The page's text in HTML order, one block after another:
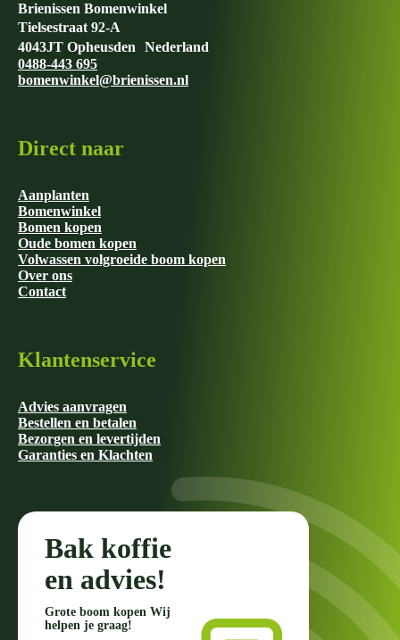
Brienissen Bomenwinkel
Tielsestraat 92-A
4043JT Opheusden Nederland
0488-443 695
bomenwinkel@brienissen.nl
Direct naar
Aanplanten
Bomenwinkel
Bomen kopen
Oude bomen kopen
Volwassen volgroeide boom kopen
Over ons
Contact
Klantenservice
Advies aanvragen
Bestellen en betalen
Bezorgen en levertijden
Garanties en Klachten
Bak koffie
en advies!
Grote boom kopen Wij
helpen je graag!